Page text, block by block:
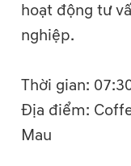
hoạt động tư
nghiệp.
Thời gian:
Địa điểm:
Mau